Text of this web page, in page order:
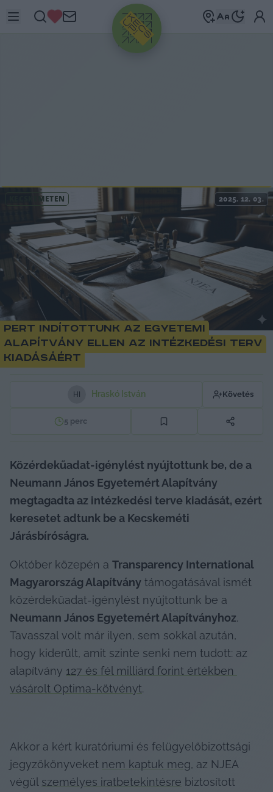
HIRDETÉS
KECSKEMÉTEN 2025. 12. 03.
Pert indítottunk az egyetemi
alapítvány ellen az intézkedési terv
kiadásáért
H Hraskó István Követés
5perc
Közérdekűadat-igénylést nyújtottunk be, de a
Neumann János Egyetemért Alapítvány
megtagadta az intézkedési terve kiadását, ezért
keresetet adtunk be a Kecskeméti
Járásbíróságra.
Október közepén a Transparency International
Magyarország Alapítvány támogatásával ismét
Neumann János Egyetemért Alapítványhoz.
Tavasszal volt már ilyen, sem sokkal azután,
hogy kiderült, amit szinte senki nem tudott: az
alapítvány 127 és fél milliárd forint értékben
vásárolt Optima-kötvényt.
Akkor a kért kuratóriumi és felügyelőbizottsági
jegyzőkönyveket nem kaptuk meg, az NJEA
végül személyes iratbetekintésre biztosított